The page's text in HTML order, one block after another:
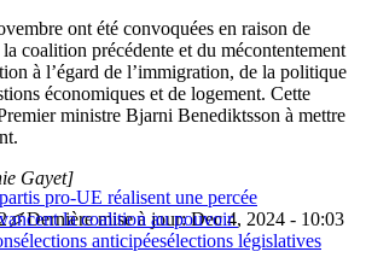
ont été convoquées en raison de
coalition précédente et du mécontentement
à l’égard de l’immigration, de la politique
économiques et de logement. Cette
ministre Bjarni Benediktsson à mettre
pro-UE réalisent une percée
la coalition au pouvoir
Gayet]
Dernière mise à jour: Dec 4, 2024 - 10:03
élections anticipéesélections législatives